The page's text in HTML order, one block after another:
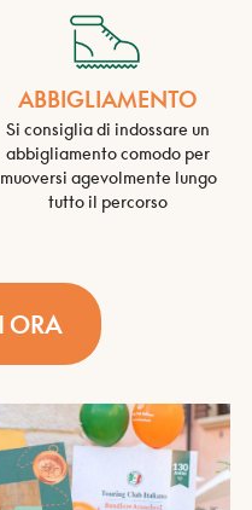
ABBIGLIAMENTO
Si consiglia di indossare un
abbigliamento comodo per
muoversi agevolmente lungo
tutto il percorso
ORA